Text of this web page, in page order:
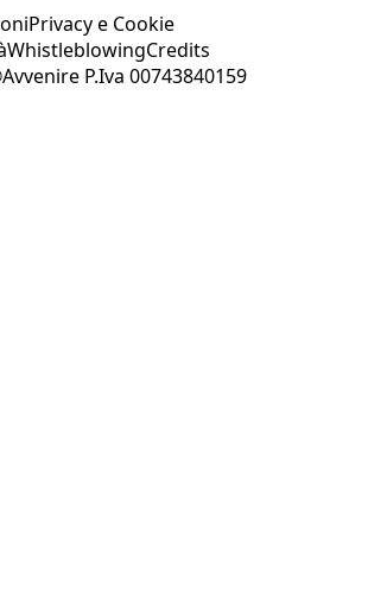
Privacy e Cookie
WhistleblowingCredits
P.Iva 00743840159